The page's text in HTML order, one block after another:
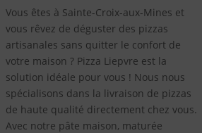
Vous êtes à Sainte-Croix-aux-Mines et
vous rêvez de déguster des pizzas
artisanales sans quitter le confort de
votre maison ? Pizza Liepvre est la
solution idéale pour vous ! Nous nous
spécialisons dans la livraison de pizzas
de haute qualité directement chez vous.
Avec notre pâte maison, maturée